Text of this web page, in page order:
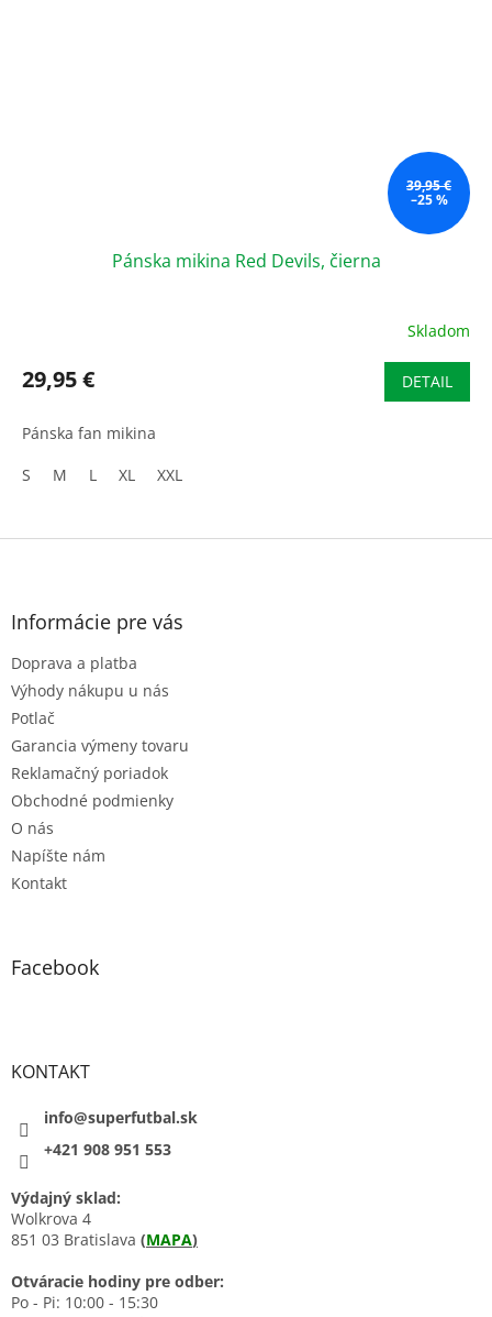
39,95 €
–25 %
Pánska mikina Red Devils, čierna
Skladom
29,95 € DETAIL
Pánska fan mikina
S
M L XL XXL
Z
Informácie pre vás
Doprava a platba
Výhody nákupu u nás
Potlač
Garancia výmeny tovaru
Reklamačný poriadok
Obchodné podmienky
O nás
Napíšte nám
Kontakt
Facebook
KONTAKT
info@superfutbal.sk
+421 908 951 553
Výdajný sklad:
Wolkrova 4
851 03 Bratislava (MAPA)
Otváracie hodiny pre odber:
Po - Pi: 10:00 - 15:30